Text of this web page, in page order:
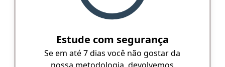
Estude com segurança
Se em até 7 dias você não gostar da